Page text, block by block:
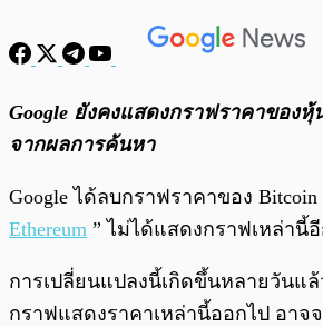
พร้อมเล่น
Google ยังคงแสดงกราฟราคาขอ
จากผลการค้นหา
Google ได้ลบกราฟราคาของ
Ethereum ” ไม่ได้แสดงกราฟเหล่านี้
การเปลี่ยนแปลงนี้เกิดขึ้นหลายวันแ
กราฟแสดงราคาเหล่านี้ออกไป อาจ